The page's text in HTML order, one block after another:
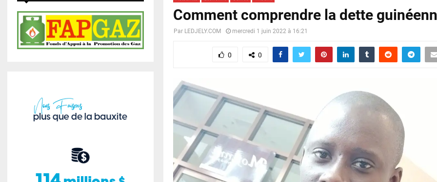
Comment comprendre la dette
Par LEDJELY.COM mercredi 1 juin 2022 à 16:21
0 0